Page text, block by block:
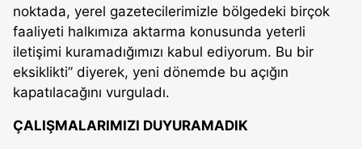
noktada, yerel gazetecilerimizle bölgedeki birçok
faaliyeti halkımıza aktarma konusunda yeterli
iletişimi kuramadığımızı kabul ediyorum. Bu bir
eksiklikti” diyerek, yeni dönemde bu açığın
kapatılacağını vurguladı.
ÇALIŞMALARIMIZI DUYURAMADIK